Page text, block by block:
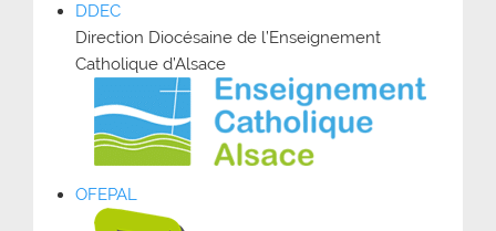
DDEC
Direction Diocésaine de l’Enseignement
Catholique d’Alsace
OFEPAL